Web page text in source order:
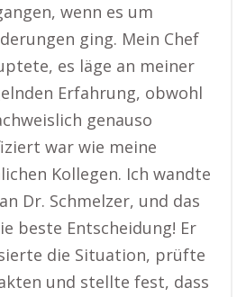
wenn es um
ging. Mein Chef
es läge an meiner
Erfahrung, obwohl
genauso
war wie meine
Kollegen. Ich wandte
Dr. Schmelzer, und das
beste Entscheidung! Er
die Situation, prüfte
und stellte fest, dass